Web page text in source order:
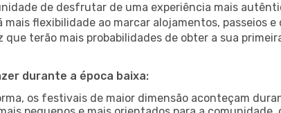
de desfrutar de uma experiência mais
flexibilidade ao marcar alojamentos, passeios
terão mais probabilidades de obter a sua
durante a época baixa:
os festivais de maior dimensão aconteçam